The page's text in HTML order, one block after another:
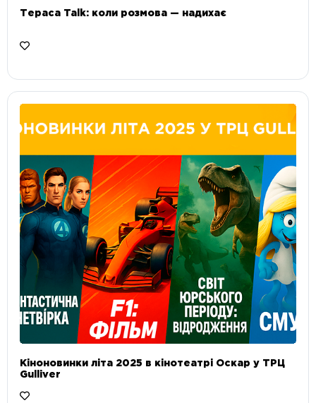
Тераса Talk: коли розмова — надихає
Кіноновинки літа 2025 в кінотеатрі Оскар у ТРЦ
Gulliver